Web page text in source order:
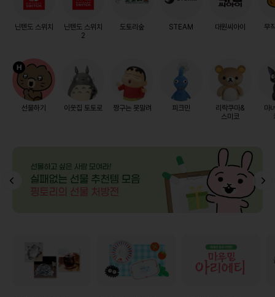
닌텐도 스위치
닌텐도 스위치
2
도토리숲 STEAM 대원씨아이 무
선물하기 이웃집 토토로 짱구는 못말려 피크민
리락쿠마&
스미코
마